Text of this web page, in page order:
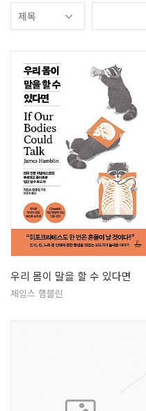
우리 몸이 말을 할 수 있다면
제임스 햄블린